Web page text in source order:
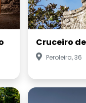
Cruceiro
Peroleira, 36